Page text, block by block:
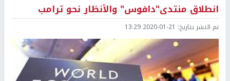
انطلاق منتدى"دافوس" والأنظار نحو ترامب
تم النشر بتاريخ: 2020-01-21 13:29